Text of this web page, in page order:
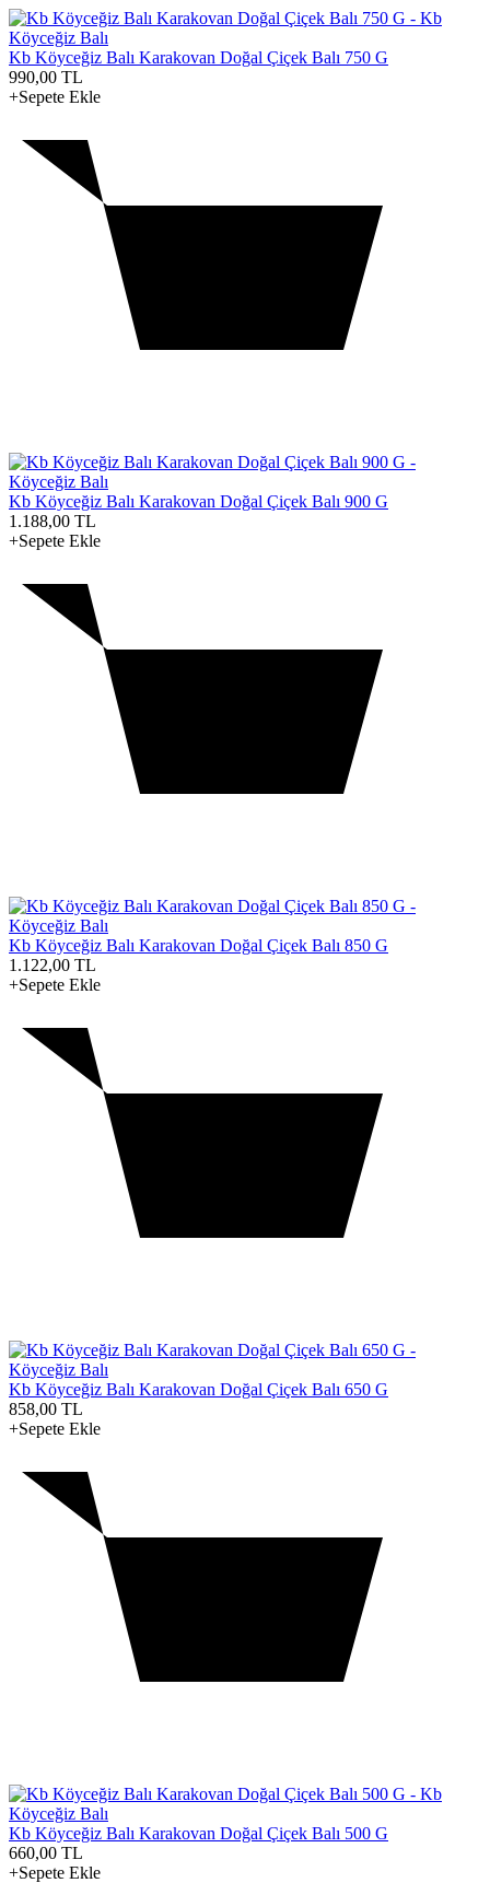
Kb Köyceğiz Balı Karakovan Doğal Çiçek Balı 750 G
990,00 TL
+Sepete Ekle
Kb Köyceğiz Balı Karakovan Doğal Çiçek Balı 900 G
1.188,00 TL
+Sepete Ekle
Kb Köyceğiz Balı Karakovan Doğal Çiçek Balı 850 G
1.122,00 TL
+Sepete Ekle
Kb Köyceğiz Balı Karakovan Doğal Çiçek Balı 650 G
858,00 TL
+Sepete Ekle
Kb Köyceğiz Balı Karakovan Doğal Çiçek Balı 500 G
660,00 TL
+Sepete Ekle